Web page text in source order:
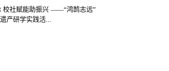
校社赋能助振兴 ——“鸿鹄志远”
产研学实践活...